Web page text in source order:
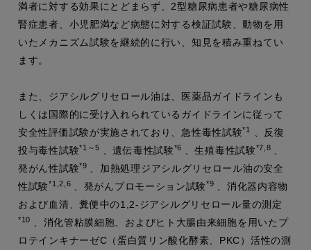
満者に対する効果にとどまらず、2型糖尿病患者や糖尿病性
腎症患者、小児肥満など病態に対する検証試験、動物を用
いたメカニズム試験を継続的に行い、知見を積み重ねてい
ます。
また、ジアシルグリセロール油は、医薬品ガイドラインも
しくは国際的に受け入れられているガイドラインに従って
安全性評価試験が実施されており、急性毒性試験*1
、反復
投与毒性試験*1～5 、遺伝毒性試験*6 、生殖毒性試験*7,8
発がん性試験*9
、加熱処理ジアシルグリセロール油の安全
性試験*1,2,6 、発がんプロモーション試験*9
、消化器内容物
および血清、糞便中の1,2-ジアシルグリセロール量の測定
*10
、消化管粘膜細胞、およびヒト大腸由来細胞を用いたプ
ロテインキナーゼC（蛋白質リン酸化酵素、PKC）活性の測